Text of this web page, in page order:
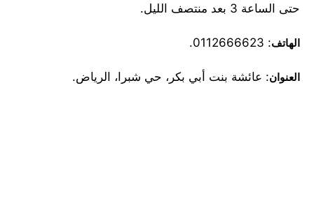
حتى الساعة 3 بعد منتصف الليل.
الهاتف: 0112666623.
العنوان: عائشة بنت أبي بكر، حي شبرا، الرياض.